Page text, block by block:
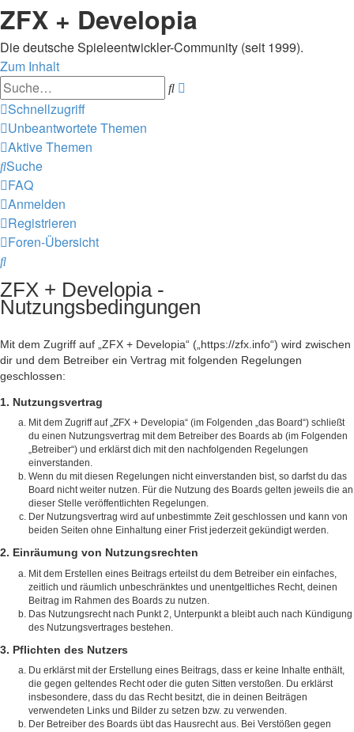
ZFX + Developia
Die deutsche Spieleentwickler-Community (seit 1999).
Zum Inhalt
Suche
Schnellzugriff
Unbeantwortete Themen
Aktive Themen
Suche
FAQ
Anmelden
Registrieren
Foren-Übersicht
Suche
ZFX + Developia -
Nutzungsbedingungen
Mit dem Zugriff auf „ZFX + Developia“ („https://zfx.info“) wird zwischen
dir und dem Betreiber ein Vertrag mit folgenden Regelungen
geschlossen:
1. Nutzungsvertrag
Mit dem Zugriff auf „ZFX + Developia“ (im Folgenden „das Board“) schließt
du einen Nutzungsvertrag mit dem Betreiber des Boards ab (im Folgenden
„Betreiber“) und erklärst dich mit den nachfolgenden Regelungen
einverstanden.
Wenn du mit diesen Regelungen nicht einverstanden bist, so darfst du das
Board nicht weiter nutzen. Für die Nutzung des Boards gelten jeweils die an
dieser Stelle veröffentlichten Regelungen.
Der Nutzungsvertrag wird auf unbestimmte Zeit geschlossen und kann von
beiden Seiten ohne Einhaltung einer Frist jederzeit gekündigt werden.
2. Einräumung von Nutzungsrechten
Mit dem Erstellen eines Beitrags erteilst du dem Betreiber ein einfaches,
zeitlich und räumlich unbeschränktes und unentgeltliches Recht, deinen
Beitrag im Rahmen des Boards zu nutzen.
Das Nutzungsrecht nach Punkt 2, Unterpunkt a bleibt auch nach Kündigung
des Nutzungsvertrages bestehen.
3. Pflichten des Nutzers
Du erklärst mit der Erstellung eines Beitrags, dass er keine Inhalte enthält,
die gegen geltendes Recht oder die guten Sitten verstoßen. Du erklärst
insbesondere, dass du das Recht besitzt, die in deinen Beiträgen
verwendeten Links und Bilder zu setzen bzw. zu verwenden.
Der Betreiber des Boards übt das Hausrecht aus. Bei Verstößen gegen